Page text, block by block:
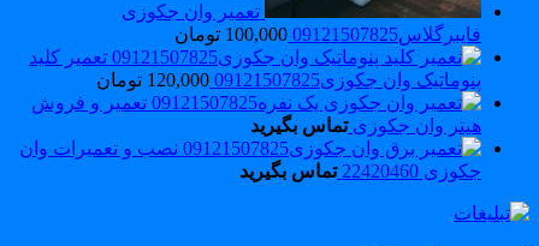
تعمیر وان جکوزی
فایبرگلاس09121507825
100,000 تومان
تعمیر کلید
پنوماتیک وان جکوزی09121507825
120,000 تومان
تعمیر و فروش
هیتر وان جکوزی تماس بگیرید
نصب و تعمیرات وان
جکوزی 22420460
تماس بگیرید